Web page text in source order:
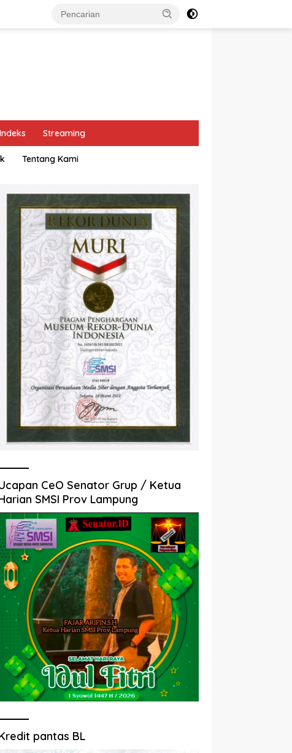
Indeks Streaming
Tentang Kami
CeO Senator Grup / Ketua
SMSI Prov Lampung
pantas BL